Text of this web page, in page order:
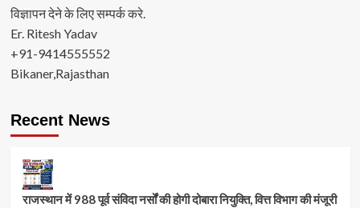
विज्ञापन देने के लिए सम्पर्क करे.
Er. Ritesh Yadav
+91-9414555552
Bikaner,Rajasthan
Recent News
राजस्थान में 988 पूर्व संविदा नर्सों की होगी दोबारा नियुक्ति, वित्त विभाग की मंजूरी